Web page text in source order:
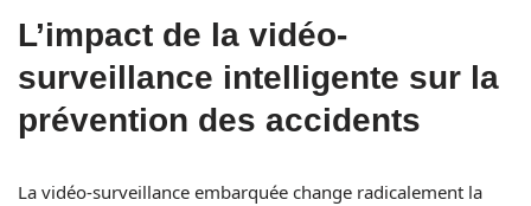
L’impact de la vidéo-
surveillance intelligente sur la
prévention des accidents
La vidéo-surveillance embarquée change radicalement la